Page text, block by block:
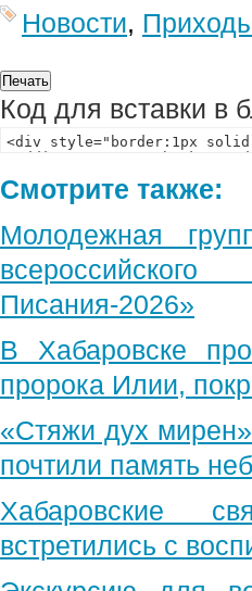
Новости,
Код для вставки в
Смотрите также:
Молодежная
Писания-2026»
В Хабаровске
пророка Илии,
«Стяжи дух
почтили память
Хабаровские
встретились с